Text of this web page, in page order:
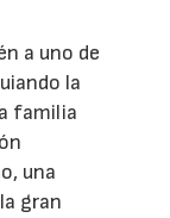
a uno de
la
familia
una
gran